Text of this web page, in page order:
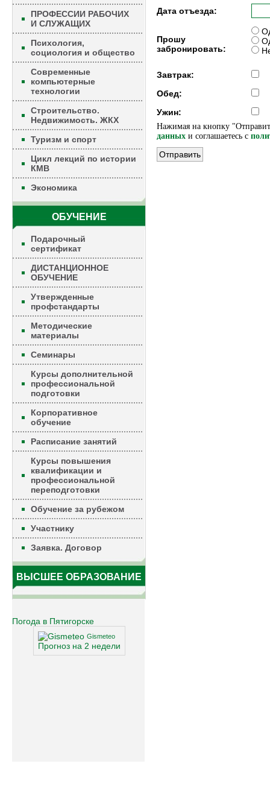
ПРОФЕССИИ РАБОЧИХ
И СЛУЖАЩИХ
Психология,
социология и общество
Современные
компьютерные
технологии
Строительство.
Недвижимость. ЖКХ
Туризм и спорт
Цикл лекций по истории
КМВ
Экономика
ОБУЧЕНИЕ
Подарочный
сертификат
ДИСТАНЦИОННОЕ
ОБУЧЕНИЕ
Утвержденные
профстандарты
Методические
материалы
Семинары
Курсы дополнительной
профессиональной
подготовки
Корпоративное
обучение
Расписание занятий
Курсы повышения
квалификации и
профессиональной
переподготовки
Обучение за рубежом
Участнику
Заявка. Договор
ВЫСШЕЕ ОБРАЗОВАНИЕ
Погода в Пятигорске
Gismeteo
Прогноз на 2 недели
Дата отъезда:
Прошу
забронировать:
Завтрак:
Обед:
Ужин:
Нажимая на кнопку
данных и соглашаетесь c